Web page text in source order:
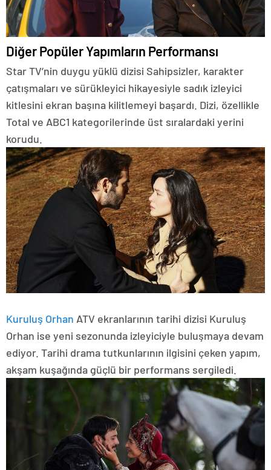
Diğer Popüler Yapımların Performansı
Star TV’nin duygu yüklü dizisi Sahipsizler, karakter
çatışmaları ve sürükleyici hikayesiyle sadık izleyici
kitlesini ekran başına kilitlemeyi başardı. Dizi, özellikle
Total ve ABC1 kategorilerinde üst sıralardaki yerini
korudu.
Kuruluş Orhan ATV ekranlarının tarihi dizisi Kuruluş
Orhan ise yeni sezonunda izleyiciyle buluşmaya devam
ediyor. Tarihi drama tutkunlarının ilgisini çeken yapım,
akşam kuşağında güçlü bir performans sergiledi.